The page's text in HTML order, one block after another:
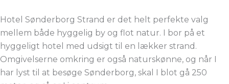
Hotel Sønderborg Strand er det helt perfekte valg
mellem både hyggelig by og flot natur. I bor på et
hyggeligt hotel med udsigt til en lækker strand.
Omgivelserne omkring er også naturskønne, og når I
har lyst til at besøge Sønderborg, skal I blot gå 250